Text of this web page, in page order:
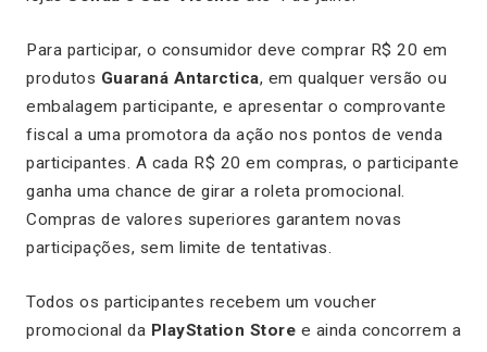
Para participar, o consumidor deve comprar R$ 20 em
produtos Guaraná Antarctica, em qualquer versão ou
embalagem participante, e apresentar o comprovante
fiscal a uma promotora da ação nos pontos de venda
participantes. A cada R$ 20 em compras, o participante
ganha uma chance de girar a roleta promocional.
Compras de valores superiores garantem novas
participações, sem limite de tentativas.
Todos os participantes recebem um voucher
promocional da PlayStation Store e ainda concorrem a